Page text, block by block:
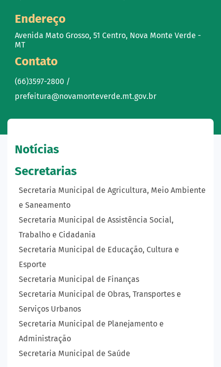
Endereço
Avenida Mato Grosso, 51 Centro, Nova Monte Verde -
MT
Contato
(66)3597-2800 /
prefeitura@novamonteverde.mt.gov.br
Notícias
Secretarias
Secretaria Municipal de Agricultura, Meio Ambiente
e Saneamento
Secretaria Municipal de Assistência Social,
Trabalho e Cidadania
Secretaria Municipal de Educação, Cultura e
Esporte
Secretaria Municipal de Finanças
Secretaria Municipal de Obras, Transportes e
Serviços Urbanos
Secretaria Municipal de Planejamento e
Administração
Secretaria Municipal de Saúde